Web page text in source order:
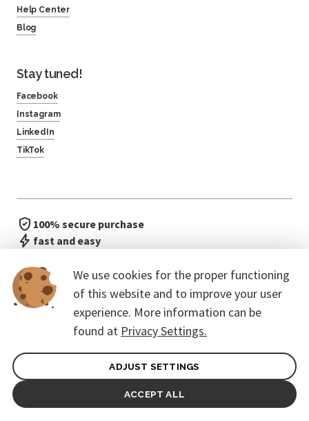
We use cookies for the proper functioning
of this website and to improve your user
experience. More information can be
found at Privacy Settings.
ADJUST SETTINGS
ACCEPT ALL
Help Center
Blog
Stay tuned!
Facebook
Instagram
LinkedIn
TikTok
100% secure purchase
fast and easy
General terms of contract for Customers
Protection of personal data
© 2026. CoreEvent